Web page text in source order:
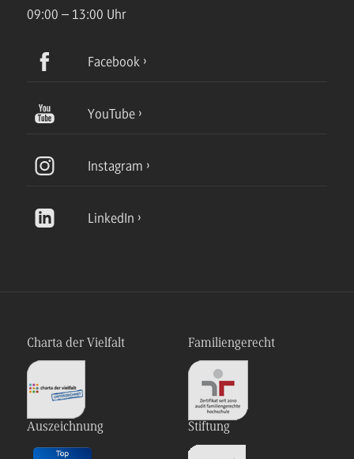
09:00 – 13:00 Uhr
Facebook
YouTube
Instagram
LinkedIn
Charta der Vielfalt Familiengerecht
Auszeichnung Stiftung